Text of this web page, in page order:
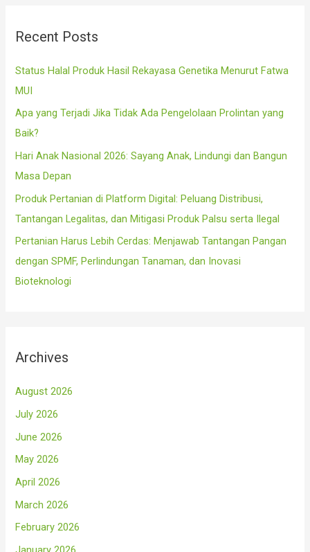
h
Recent Posts
Status Halal Produk Hasil Rekayasa Genetika Menurut Fatwa
MUI
Apa yang Terjadi Jika Tidak Ada Pengelolaan Prolintan yang
Baik?
Hari Anak Nasional 2026: Sayang Anak, Lindungi dan Bangun
Masa Depan
Produk Pertanian di Platform Digital: Peluang Distribusi,
Tantangan Legalitas, dan Mitigasi Produk Palsu serta Ilegal
Pertanian Harus Lebih Cerdas: Menjawab Tantangan Pangan
dengan SPMF, Perlindungan Tanaman, dan Inovasi
Bioteknologi
Archives
August 2026
July 2026
June 2026
May 2026
April 2026
March 2026
February 2026